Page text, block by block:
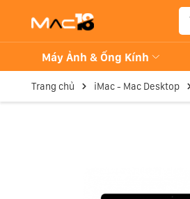
Máy Ảnh & Ống Kính
Trang chủ iMac - Mac Desktop